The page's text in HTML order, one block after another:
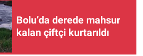
Bolu’da derede mahsur
kalan çiftçi kurtarıldı